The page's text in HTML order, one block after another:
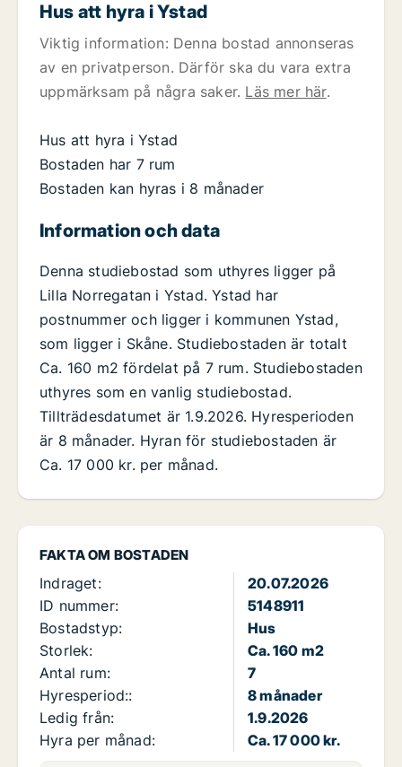
FAKTA OM BOSTADEN
Indraget:
20.07.2026
ID nummer:
5148911
Bostadstyp:
Hus
Storlek:
Ca. 160 m2
Antal rum:
7
Hyresperiod::
8 månader
Ledig från:
1.9.2026
Hyra per månad:
Ca. 17 000 kr.
Hus att hyra i Ystad
Viktig information: Denna bostad annonseras
av en privatperson. Därför ska du vara extra
uppmärksam på några saker. Läs mer här.
Hus att hyra i Ystad
Bostaden har 7 rum
Bostaden kan hyras i 8 månader
Information och data
Denna studiebostad som uthyres ligger på
Lilla Norregatan i Ystad. Ystad har
postnummer och ligger i kommunen Ystad,
som ligger i Skåne. Studiebostaden är totalt
Ca. 160 m2 fördelat på 7 rum. Studiebostaden
uthyres som en vanlig studiebostad.
Tillträdesdatumet är 1.9.2026. Hyresperioden
är 8 månader. Hyran för studiebostaden är
Ca. 17 000 kr. per månad.